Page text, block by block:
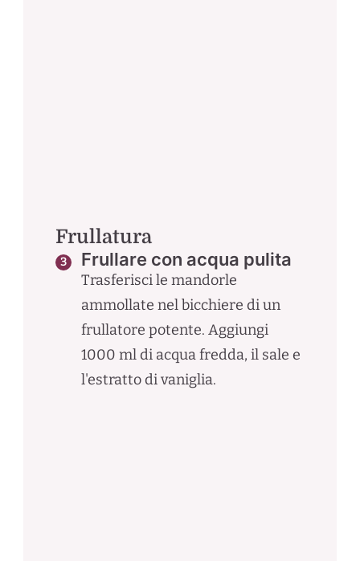
Frullatura
Frullare con acqua pulita
Trasferisci le mandorle
ammollate nel bicchiere di un
frullatore potente. Aggiungi
1000 ml di acqua fredda, il sale e
l'estratto di vaniglia.